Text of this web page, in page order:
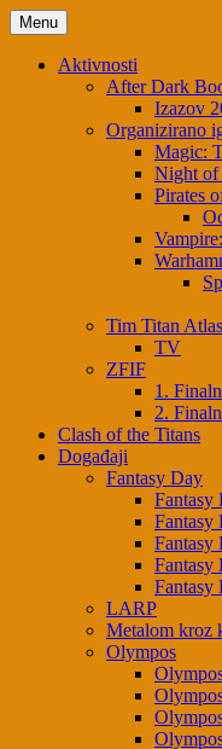
Skip
to
content
Menu
Aktivnosti
After Dark
Izazov
Organizirano
Magic:
Night of
Pirates
Tim Titan Atlas
TV
ZFIF
1.
2.
Clash of the Titans
Događaji
Fantasy Day
Fantasy
Fantasy
Fantasy
Fantasy
Fantasy
LARP
Metalom kroz
Olympos